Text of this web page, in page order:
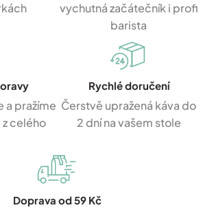
vychutná začátečník i profi
barista
a pražíme
z celého
Rychlé doručení
Čerstvě upražená káva do
2 dní na vašem stole
Doprava od 59 Kč